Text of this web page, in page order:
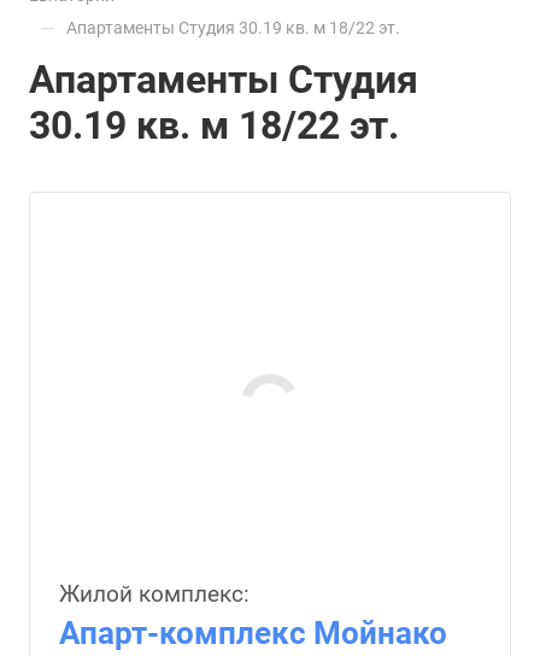
— Апартаменты Студия 30.19 кв. м 18/22 эт.
Апартаменты Студия
30.19 кв. м 18/22 эт.
Жилой комплекс:
Апарт-комплекс Мойнако